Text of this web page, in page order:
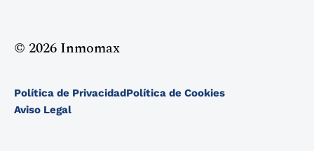
© 2026 Inmomax
Política de PrivacidadPolítica de Cookies
Aviso Legal